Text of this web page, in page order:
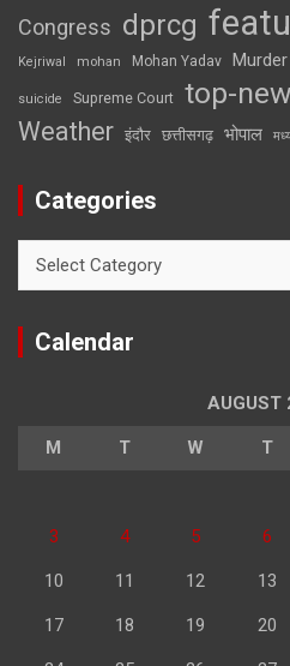
Congress dprcg
Kejriwal mohan Mohan Yadav Murder
suicide Supreme Court top-
Weather इंदौर छत्तीसगढ़ भोपाल
Categories
Calendar
AUGUST
M T W T
3 4 5 6
10 11 12 13
17 18 19 20